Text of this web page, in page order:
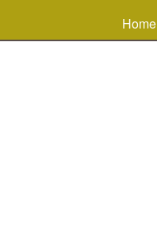
Home